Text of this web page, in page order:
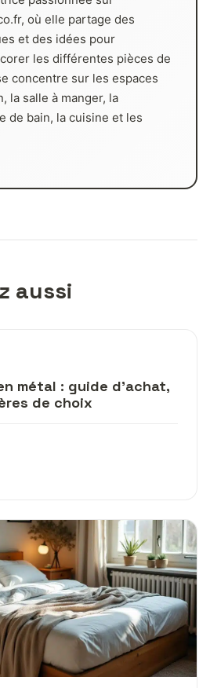
où elle partage des
et des idées pour
les différentes pièces de
concentre sur les espaces
la salle à manger, la
de bain, la cuisine et les
aussi
métal : guide d’achat,
de choix